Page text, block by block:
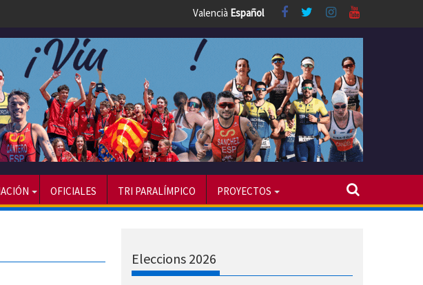
Valencià Español
OFICIALES TRI PARALÍMPICO PROYECTOS
Eleccions 2026